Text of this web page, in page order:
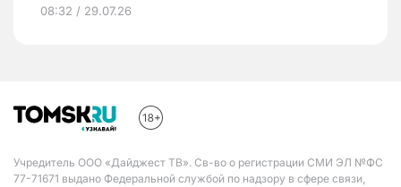
08:32 / 29.07.26
Учредитель ООО «Дайджест ТВ». Св-во о регистрации СМИ ЭЛ №ФС
77-71671 выдано Федеральной службой по надзору в сфере связи,